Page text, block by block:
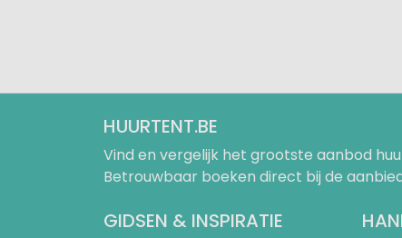
HUURTENT.BE
Vind en vergelijk het grootste aanbod
Betrouwbaar boeken direct bij de
GIDSEN & INSPIRATIE